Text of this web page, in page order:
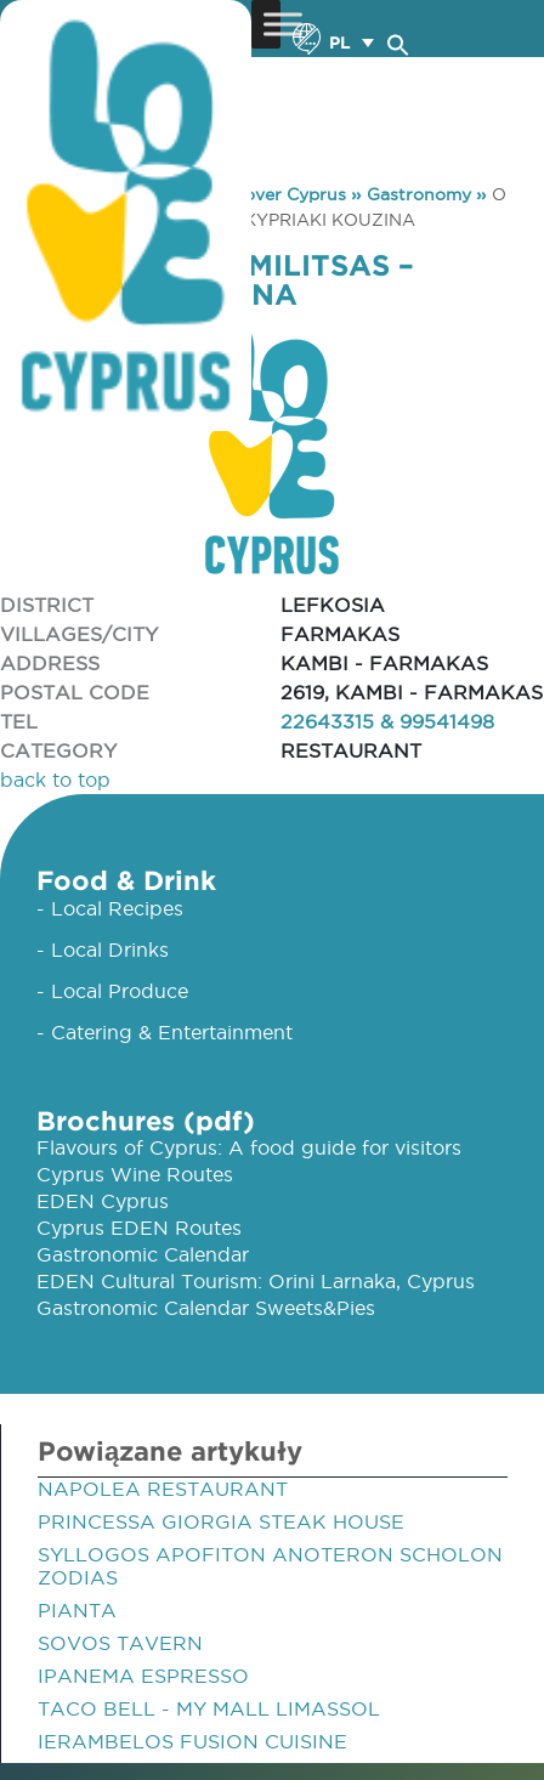
PL
You are here: Home »Discover Cyprus » Gastronomy» O
POTAMOS TIS MILITSAS – KYPRIAKI KOUZINA
O POTAMOS TIS MILITSAS –
KYPRIAKI KOUZINA
DISTRICT
LEFKOSIA
VILLAGES/CITY
FARMAKAS
ADDRESS
KAMBI - FARMAKAS
POSTAL CODE
2619, KAMBI - FARMAKAS
TEL
22643315 & 99541498
CATEGORY
RESTAURANT
back to top
Food & Drink
- Local Recipes
- Local Drinks
- Local Produce
- Catering & Entertainment
Brochures (pdf)
Flavours of Cyprus: A food guide for visitors
Cyprus Wine Routes
EDEN Cyprus
Cyprus EDEN Routes
Gastronomic Calendar
EDEN Cultural Tourism: Orini Larnaka, Cyprus
Gastronomic Calendar Sweets&Pies
Powiązane artykuły
NAPOLEA RESTAURANT
PRINCESSA GIORGIA STEAK HOUSE
SYLLOGOS APOFITON ANOTERON SCHOLON
ZODIAS
PIANTA
SOVOS TAVERN
IPANEMA ESPRESSO
TACO BELL - MY MALL LIMASSOL
IERAMBELOS FUSION CUISINE